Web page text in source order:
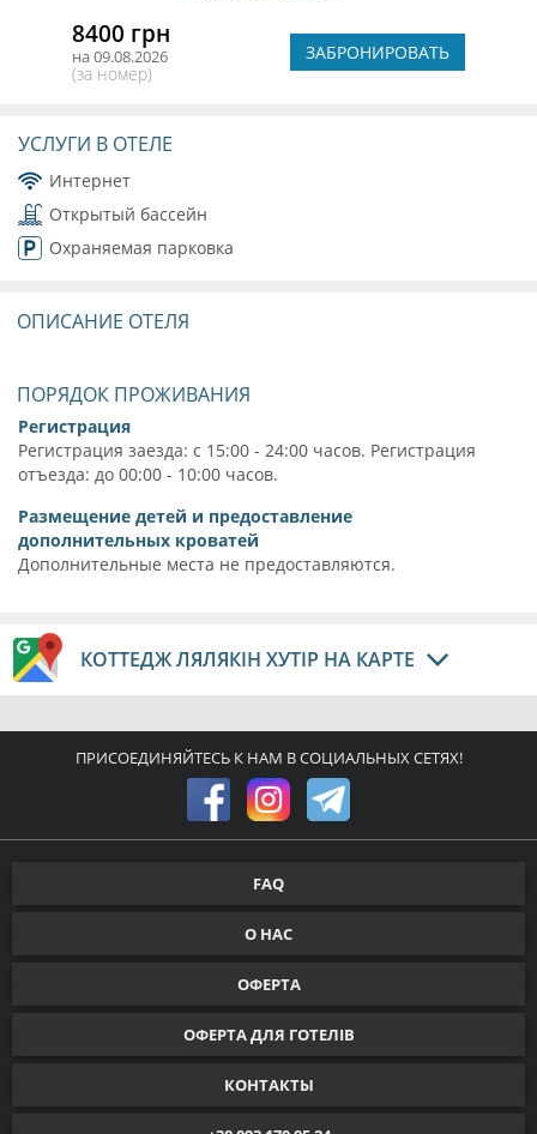
8400 грн
на 09.08.2026
(за номер)
ЗАБРОНИРОВАТЬ
УСЛУГИ В ОТЕЛЕ
Интернет
Открытый бассейн
Охраняемая парковка
ОПИСАНИЕ ОТЕЛЯ
ПОРЯДОК ПРОЖИВАНИЯ
Регистрация
Регистрация заезда: с 15:00 - 24:00 часов. Регистрация
отъезда: до 00:00 - 10:00 часов.
Размещение детей и предоставление
дополнительных кроватей
Дополнительные места не предоставляются.
КОТТЕДЖ ЛЯЛЯКІН ХУТІР НА КАРТЕ
ПРИСОЕДИНЯЙТЕСЬ К НАМ В СОЦИАЛЬНЫХ СЕТЯХ!
FAQ
О НАС
ОФЕРТА
ОФЕРТА ДЛЯ ГОТЕЛІВ
КОНТАКТЫ